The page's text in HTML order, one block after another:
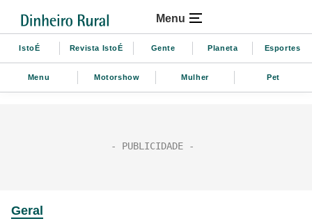
Menu
IstoÉ Revista IstoÉ Gente Planeta Esportes
Menu Motorshow Mulher Pet
Geral